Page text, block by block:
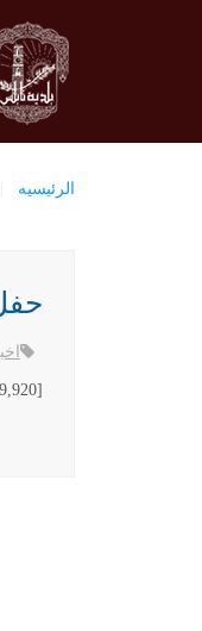
الرئيسيه
حفل
[gallery link="file" ids="914,915,916,917,918,919,920"]